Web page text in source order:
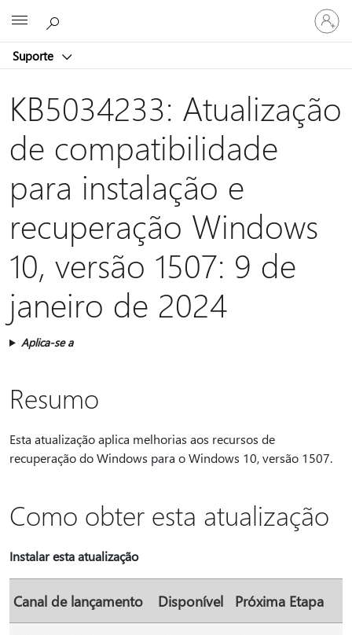
Suporte
Entre
em
sua
KB5034233: Atualização
de compatibilidade
para instalação e
recuperação Windows
10, versão 1507: 9 de
janeiro de 2024
Aplica-se a
Resumo
Esta atualização aplica melhorias aos recursos de
recuperação do Windows para o Windows 10, versão 1507.
Como obter esta atualização
Instalar esta atualização
Canal de lançamento Disponível Próxima Etapa